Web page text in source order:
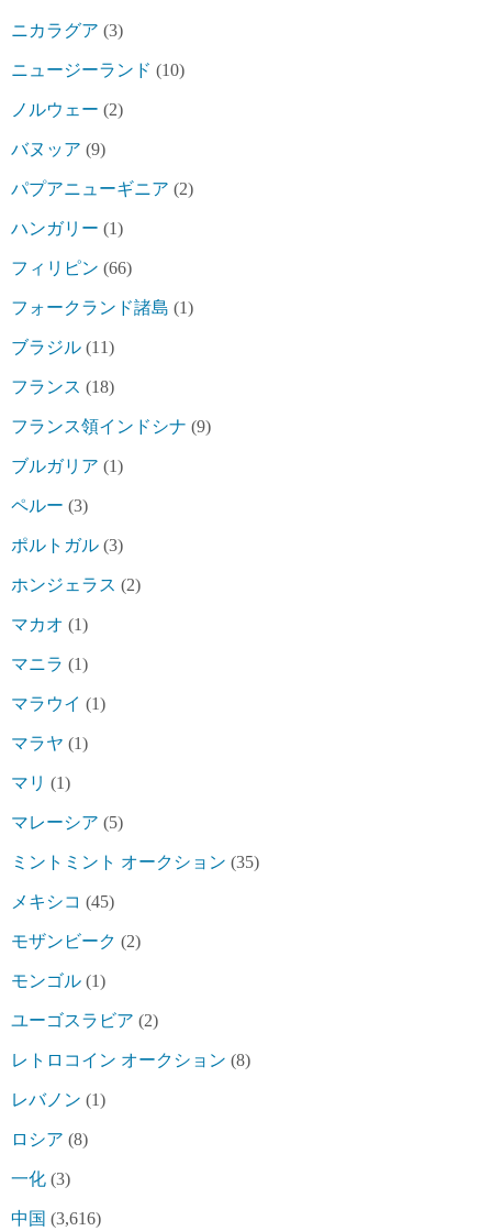
ニカラグア (3)
ニュージーランド (10)
ノルウェー (2)
バヌッア (9)
パプアニューギニア (2)
ハンガリー (1)
フィリピン (66)
フォークランド諸島 (1)
ブラジル (11)
フランス (18)
フランス領インドシナ (9)
ブルガリア (1)
ペルー (3)
ポルトガル (3)
ホンジェラス (2)
マカオ (1)
マニラ (1)
マラウイ (1)
マラヤ (1)
マリ (1)
マレーシア (5)
ミントミント オークション (35)
メキシコ (45)
モザンビーク (2)
モンゴル (1)
ユーゴスラビア (2)
レトロコイン オークション (8)
レバノン (1)
ロシア (8)
一化 (3)
中国 (3,616)